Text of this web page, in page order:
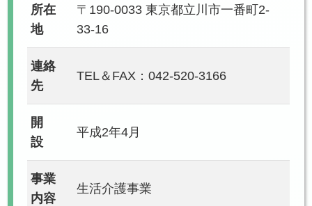
所在
地
〒190-0033 東京都立川市一番町2-
33-16
連絡
先
TEL＆FAX：042-520-3166
開
設
平成2年4月
事業
内容
生活介護事業